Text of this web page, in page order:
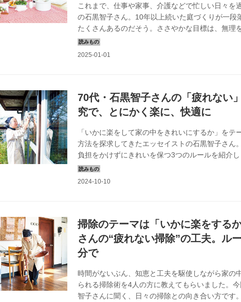
これまで、仕事や家事、介護などで忙しい日々を
の石黒智子さん。10年以上続いた庭づくりが一段
たくさんあるのだそう。ささやかな目標は、無理
自分を少し輝かせるもの。新たな年の初めに、石
な目標を教えてもらいました。（『天然生活』
70代・石黒智子さんの「疲れない
究で、とにかく楽に、快適に
「いかに楽をして家の中をきれいにするか」をテ
方法を探求してきたエッセイストの石黒智子さん
負担をかけずにきれいを保つ3つのルールを紹介
年3月号掲載）
掃除のテーマは「いかに楽をする
さんの“疲れない掃除”の工夫。ル
分で
時間がないぶん、知恵と工夫を駆使しながら家の
られる掃除術を4人の方に教えてもらいました。
智子さんに聞く、日々の掃除との向き合い方です